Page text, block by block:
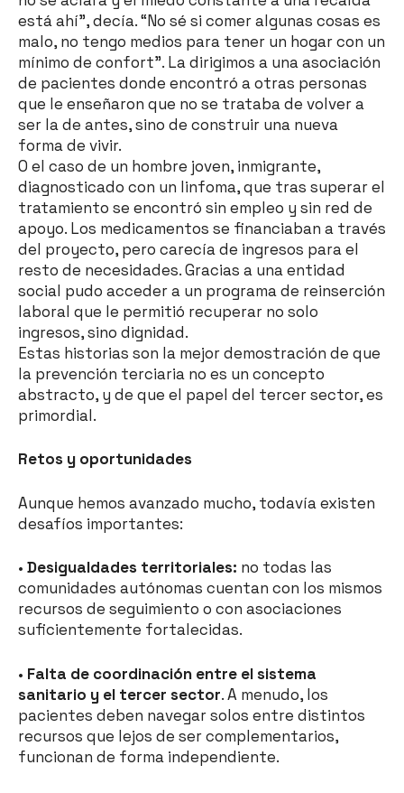
está ahí”, decía. “No sé si comer algunas cosas es
malo, no tengo medios para tener un hogar con un
mínimo de confort”. La dirigimos a una asociación
de pacientes donde encontró a otras personas
que le enseñaron que no se trataba de volver a
ser la de antes, sino de construir una nueva
forma de vivir.
O el caso de un hombre joven, inmigrante,
diagnosticado con un linfoma, que tras superar el
tratamiento se encontró sin empleo y sin red de
apoyo. Los medicamentos se financiaban a través
del proyecto, pero carecía de ingresos para el
resto de necesidades. Gracias a una entidad
social pudo acceder a un programa de reinserción
laboral que le permitió recuperar no solo
ingresos, sino dignidad.
Estas historias son la mejor demostración de que
la prevención terciaria no es un concepto
abstracto, y de que el papel del tercer sector, es
primordial.
Retos y oportunidades
Aunque hemos avanzado mucho, todavía existen
desafíos importantes:
• Desigualdades territoriales: no todas las
comunidades autónomas cuentan con los mismos
recursos de seguimiento o con asociaciones
suficientemente fortalecidas.
• Falta de coordinación entre el sistema
sanitario y el tercer sector. A menudo, los
pacientes deben navegar solos entre distintos
recursos que lejos de ser complementarios,
funcionan de forma independiente.